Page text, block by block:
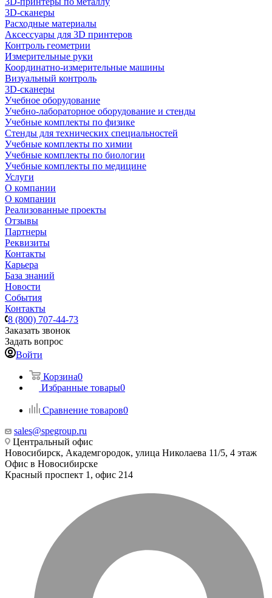
3D-сканеры
Расходные материалы
Аксессуары для 3D принтеров
Контроль геометрии
Измерительные руки
Координатно-измерительные машины
Визуальный контроль
3D-сканеры
Учебное оборудование
Учебно-лабораторное оборудование и стенды
Учебные комплекты по физике
Стенды для технических специальностей
Учебные комплекты по химии
Учебные комплекты по биологии
Учебные комплекты по медицине
Услуги
О компании
О компании
Реализованные проекты
Отзывы
Партнеры
Реквизиты
Контакты
Карьера
База знаний
Новости
События
Контакты
8 (800) 707-44-73
Заказать звонок
Задать вопрос
Войти
Корзина0
Избранные товары0
Сравнение товаров0
sales@spegroup.ru
Центральный офис
Новосибирск, Академгородок, улица Николаева 11/5, 4 этаж
Офис в Новосибирске
Красный проспект 1, офис 214